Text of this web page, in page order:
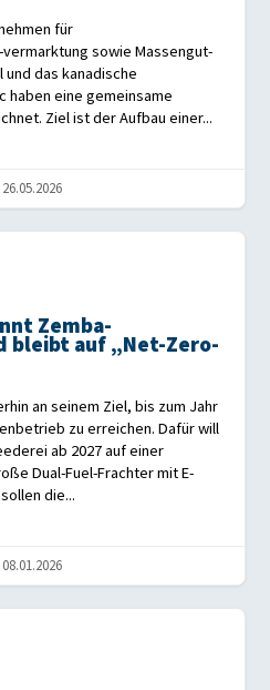
für
sowie Massengut-
und das kanadische
haben eine gemeinsame
Ziel ist der Aufbau einer...
26.05.2026
Zemba-
bleibt auf „Net-Zero-
an seinem Ziel, bis zum Jahr
zu erreichen. Dafür will
ab 2027 auf einer
Dual-Fuel-Frachter mit E-
die...
08.01.2026